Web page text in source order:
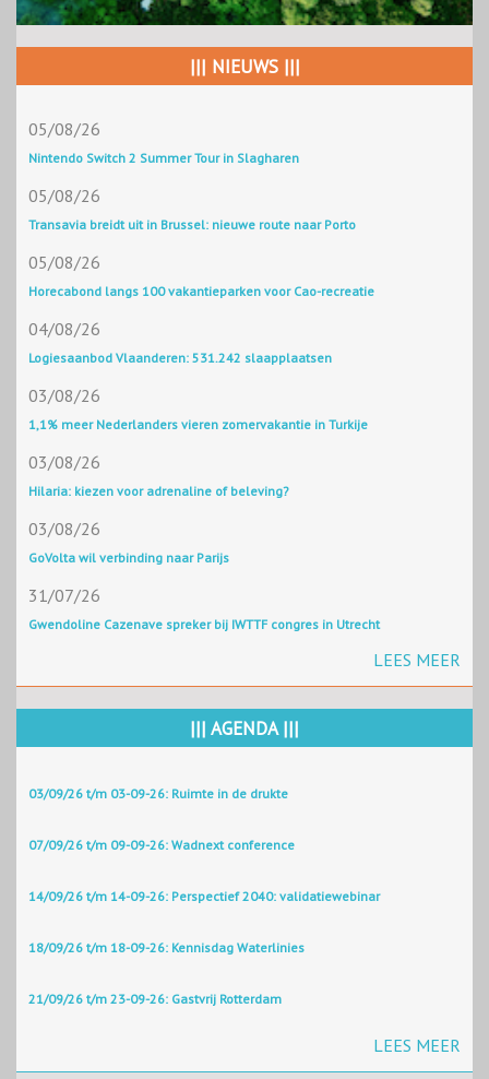
||| NIEUWS |||
05/08/26
Nintendo Switch 2 Summer Tour in Slagharen
05/08/26
Transavia breidt uit in Brussel: nieuwe route naar Porto
05/08/26
Horecabond langs 100 vakantieparken voor Cao-recreatie
04/08/26
Logiesaanbod Vlaanderen: 531.242 slaapplaatsen
03/08/26
1,1% meer Nederlanders vieren zomervakantie in Turkije
03/08/26
Hilaria: kiezen voor adrenaline of beleving?
03/08/26
GoVolta wil verbinding naar Parijs
31/07/26
Gwendoline Cazenave spreker bij IWTTF congres in Utrecht
LEES MEER
||| AGENDA |||
03/09/26 t/m 03-09-26: Ruimte in de drukte
07/09/26 t/m 09-09-26: Wadnext conference
14/09/26 t/m 14-09-26: Perspectief 2040: validatiewebinar
18/09/26 t/m 18-09-26: Kennisdag Waterlinies
21/09/26 t/m 23-09-26: Gastvrij Rotterdam
LEES MEER